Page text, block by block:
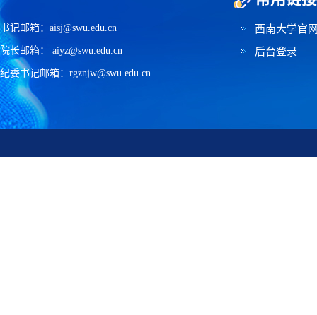
书记邮箱：aisj@swu.edu.cn
院长邮箱： aiyz@swu.edu.cn
纪委书记邮箱：rgznjw@swu.edu.cn
西南大学官
后台登录